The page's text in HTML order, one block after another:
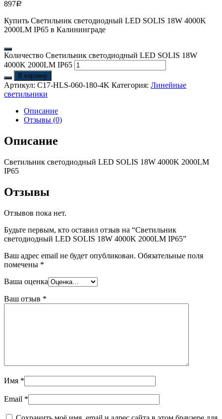
897Р
Купить Светильник светодиодный LED SOLIS 18W 4000K
2000LM IP65 в Калининграде
Количество Светильник светодиодный LED SOLIS 18W
4000K 2000LM IP65
В корзину
Артикул: C17-HLS-060-180-4K Категория: Линейные
светильники
Описание
Отзывы (0)
Описание
Светильник светодиодный LED SOLIS 18W 4000K 2000LM
IP65
Отзывы
Отзывов пока нет.
Будьте первым, кто оставил отзыв на “Светильник
светодиодный LED SOLIS 18W 4000K 2000LM IP65”
Ваш адрес email не будет опубликован. Обязательные поля
помечены *
Ваша оценка
Ваш отзыв *
Имя *
Email *